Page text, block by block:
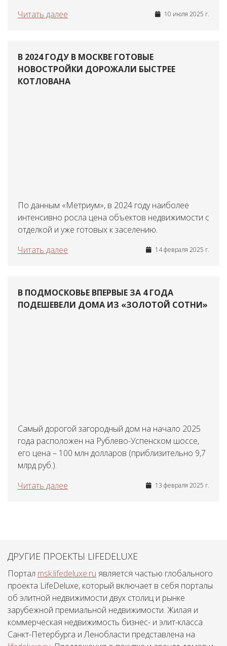
Читать далее
10 июля 2025 г.
В 2024 ГОДУ В МОСКВЕ ГОТОВЫЕ
НОВОСТРОЙКИ ДОРОЖАЛИ БЫСТРЕЕ
КОТЛОВАНА
По данным «Метриум», в 2024 году наиболее
интенсивно росла цена объектов недвижимости с
отделкой и уже готовых к заселению.
Читать далее
14 февраля 2025 г.
В ПОДМОСКОВЬЕ ВПЕРВЫЕ ЗА 4 ГОДА
ПОДЕШЕВЕЛИ ДОМА ИЗ «ЗОЛОТОЙ СОТНИ»
Самый дорогой загородный дом на начало 2025
года расположен на Рублево-Успенском шоссе,
его цена – 100 млн долларов (приблизительно 9,7
млрд руб.).
Читать далее
13 февраля 2025 г.
ДРУГИЕ ПРОЕКТЫ LIFEDELUXE
Портал msk.lifedeluxe.ru является частью глобального
проекта LifeDeluxe, который включает в себя порталы
об элитной недвижимости двух столиц и рынке
зарубежной премиальной недвижимости. Жилая и
коммерческая недвижимость бизнес- и элит-класса
Санкт-Петербурга и Ленобласти представлена на